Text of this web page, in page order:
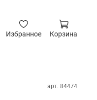
Избранное Корзина
арт. 84474